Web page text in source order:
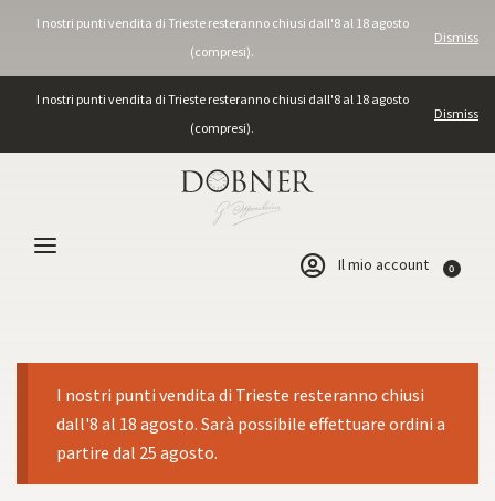
I nostri punti vendita di Trieste resteranno chiusi dall'8 al 18 agosto
(compresi).
Dismiss
I nostri punti vendita di Trieste resteranno chiusi dall'8 al 18 agosto
(compresi).
Dismiss
Il mio account 0
I nostri punti vendita di Trieste resteranno chiusi
dall'8 al 18 agosto. Sarà possibile effettuare ordini a
partire dal 25 agosto.